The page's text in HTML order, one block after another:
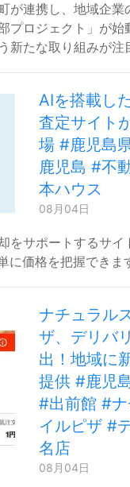
が連携し、地域企業
プロジェクト」が始
新たな取り組みが注
AIを搭載し
査定サイト
場 #鹿児島
鹿児島 #不
本ハウス
08月04日
をサポートするサイ
に価格を把握できま
ナチュラル
ザ、デリバ
出！地域に
提供 #鹿児
#出前館 #
イルピザ #
名店
08月04日